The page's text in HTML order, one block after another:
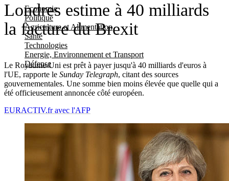
Economie
Politique
Agriculture et Alimentation
Santé
Technologies
Energie, Environnement et Transport
Défense
Londres estime à 40 milliards
la facture du Brexit
Le Royaume-Uni est prêt à payer jusqu'à 40 milliards d'euros à
l'UE, rapporte le Sunday Telegraph, citant des sources
gouvernementales. Une somme bien moins élevée que quelle qui a
été officieusement annoncée côté européen.
EURACTIV.fr avec l'AFP